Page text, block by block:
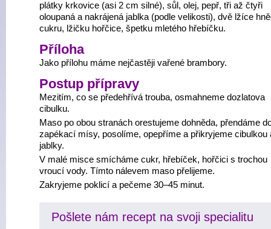
plátky krkovice (asi 2 cm silné), sůl, olej, pepř, tři až čtyři
oloupaná a nakrájená jablka (podle velikosti), dvě lžíce
cukru, lžičku hořčice, špetku mletého hřebíčku.
Příloha
Jako přílohu máme nejčastěji vařené brambory.
Postup přípravy
Mezitím, co se předehřívá trouba, osmahneme dozlatova
cibulku.
Maso po obou stranách orestujeme dohněda, přendáme
zapékací mísy, posolíme, opepříme a přikryjeme cibulkou
jablky.
V malé misce smícháme cukr, hřebíček, hořčici s trochou
vroucí vody. Tímto nálevem maso přelijeme.
Zakryjeme poklicí a pečeme 30–45 minut.
Pošlete nám recept na svoji specialitu